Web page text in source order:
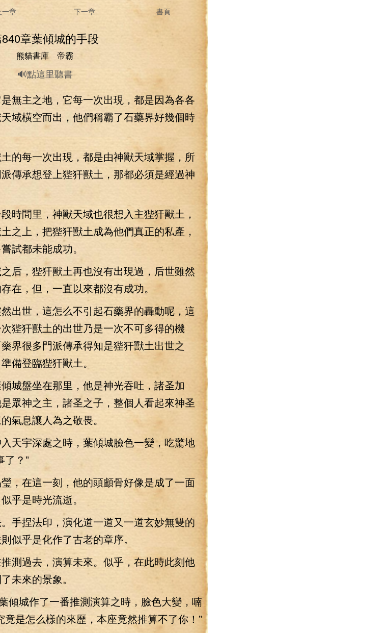
一章 下一章 書頁
章葉傾城的手段
熊貓書庫 帝霸
🔊點這里聽書
主之地，它每一次出現，都是因為各各
域橫空而出，他們稱霸了石藥界好幾個時
每一次出現，都是由神獸天域掌握，所
傳承想登上狴犴獸土，那都必須是經過神
間里，神獸天域也很想入主狴犴獸土，
之上，把狴犴獸土成為他們真正的私產，
試都未能成功。
，狴犴獸土再也沒有出現過，后世雖然
在，但，一直以來都沒有成功。
世，這怎么不引起石藥界的轟動呢，這
狴犴獸土的出世乃是一次不可多得的機
界很多門派傳承得知是狴犴獸土出世之
備登臨狴犴獸土。
盤坐在那里，他是神光吞吐，諸圣加
眾神之主，諸圣之子，整個人看起來神圣
氣息讓人為之敬畏。
宇深處之時，葉傾城臉色一變，吃驚地
了？”
在這一刻，他的頭顱骨好像是成了一面
乎是時光流逝。
捏法印，演化道一道又一道玄妙無雙的
似乎是化作了古老的章序。
過去，演算未來。似乎，在此時此刻他
未來的景象。
城作了一番推測演算之時，臉色大變，喃
竟是怎么樣的來歷，本座竟然推算不了你！”